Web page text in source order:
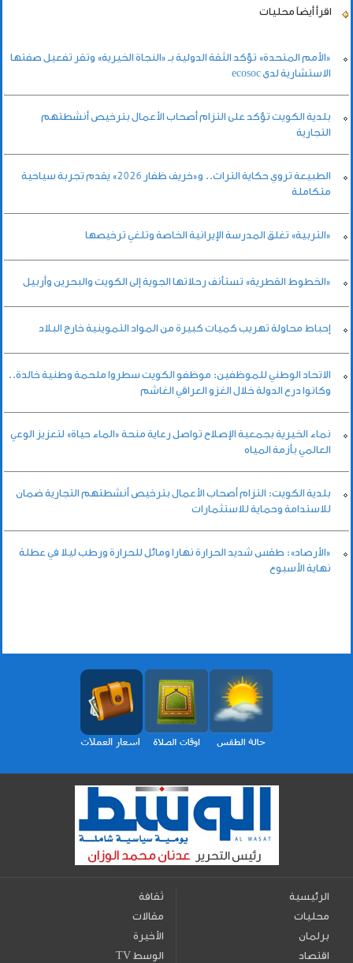
اقرأ أيضاً محليات
«الأمم المتحدة» تؤكد الثقة الدولية بـ «النجاة الخيرية» وتقر تفعيل صفتها
الاستشارية لدى ecosoc
بلدية الكويت تؤكد على التزام أصحاب الأعمال بترخيص أنشطتهم
التجارية
الطبيعة تروي حكاية التراث.. و«خريف ظفار 2026» يقدم تجربة سياحية
متكاملة
«التربية» تغلق المدرسة الإيرانية الخاصة وتلغي ترخيصها
«الخطوط القطرية» تستأنف رحلاتها الجوية إلى الكويت والبحرين وأربيل
إحباط محاولة تهريب كميات كبيرة من المواد التموينية خارج البلاد
الاتحاد الوطني للموظفين: موظفو الكويت سطروا ملحمة وطنية خالدة..
وكانوا درع الدولة خلال الغزو العراقي الغاشم
نماء الخيرية بجمعية الإصلاح تواصل رعاية منحة «الماء حياة» لتعزيز الوعي
العالمي بأزمة المياه
بلدية الكويت: التزام أصحاب الأعمال بترخيص أنشطتهم التجارية ضمان
للاستدامة وحماية للاستثمارات
«الأرصاد»: طقس شديد الحرارة نهارا ومائل للحرارة ورطب ليلا في عطلة
نهاية الأسبوع
الرئيسية
محليات
برلمان
اقتصاد
ثقافة
مقالات
الأخيرة
TV الوسط